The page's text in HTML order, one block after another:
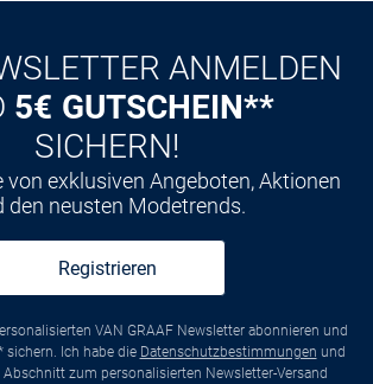
ANMELDEN
5€ GUTSCHEIN**
SICHERN!
von exklusiven Angeboten, Aktionen
den neusten Modetrends.
Registrieren
VAN GRAAF Newsletter abonnieren und
sichern. Ich habe die Datenschutzbestimmungen und
zum personalisierten Newsletter-Versand